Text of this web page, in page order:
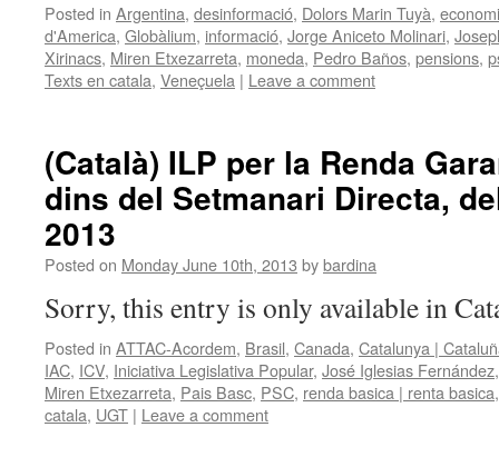
Posted in Argentina, desinformació, Dolors Marin Tuyà,
d'America, Globàlium, informació, Jorge Aniceto Molinari,
Xirinacs, Miren Etxezarreta, moneda, Pedro Baños, pensions,
Texts en catala, Veneçuela | Leave a comment
(Català) ILP per la Renda
dins del Setmanari Directa,
2013
Posted on Monday June 10th, 2013 bybardina
Sorry, this entry is only available in
Posted in ATTAC-Acordem, Brasil, Canada, Catalunya |
IAC, ICV, Iniciativa Legislativa Popular, José Iglesias Fernández
Miren Etxezarreta, Pais Basc, PSC, renda basica | renta basica
catala, UGT | Leave a comment